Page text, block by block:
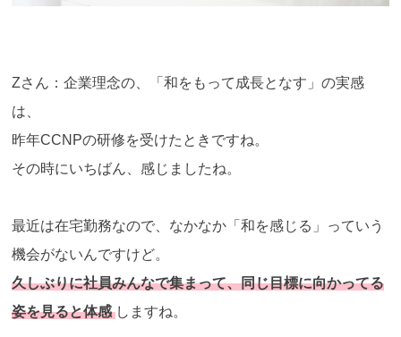
Zさん：企業理念の、「和をもって成長となす」の実感
は、
昨年CCNPの研修を受けたときですね。
その時にいちばん、感じましたね。
最近は在宅勤務なので、なかなか「和を感じる」っていう
機会がないんですけど。
久しぶりに社員みんなで集まって、同じ目標に向かってる
姿を見ると体感しますね。